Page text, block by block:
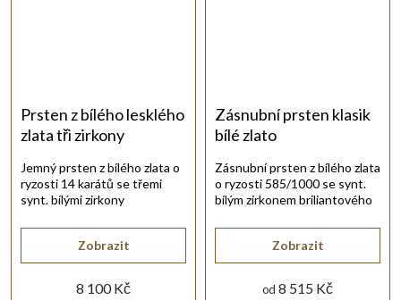
Prsten z bílého lesklého
zlata tři zirkony
8 100 Kč
Zobrazit
Jemný prsten z bílého zlata o
ryzosti 14 karátů se třemi
synt. bílými zirkony
Zásnubní prsten klasik
bílé zlato
od 8 515 Kč
Zobrazit
Zásnubní prsten z bílého zlata
o ryzosti 585/1000 se synt.
bílým zirkonem briliantového